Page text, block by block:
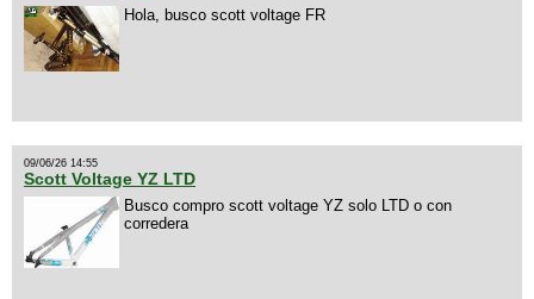
Hola, busco scott voltage FR
09/06/26 14:55
Scott Voltage YZ LTD
Busco compro scott voltage YZ solo LTD o con
corredera